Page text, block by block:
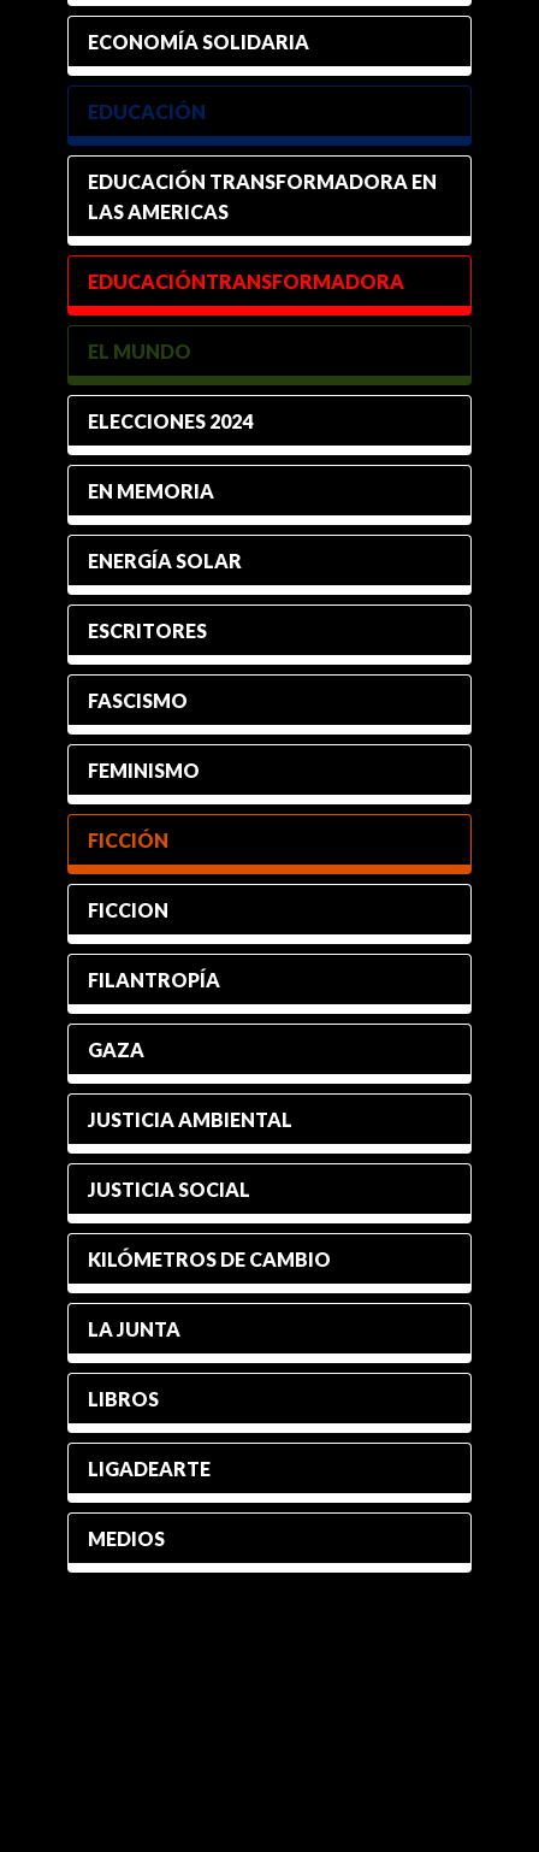
ECONOMÍA SOLIDARIA
EDUCACIÓN
EDUCACIÓN TRANSFORMADORA EN
LAS AMERICAS
EDUCACIÓNTRANSFORMADORA
EL MUNDO
ELECCIONES 2024
EN MEMORIA
ENERGÍA SOLAR
ESCRITORES
FASCISMO
FEMINISMO
FICCIÓN
FICCION
FILANTROPÍA
GAZA
JUSTICIA AMBIENTAL
JUSTICIA SOCIAL
KILÓMETROS DE CAMBIO
LA JUNTA
LIBROS
LIGADEARTE
MEDIOS